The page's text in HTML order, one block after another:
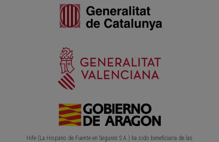
Hife (La Hispano de Fuente en Segures S.A.) ha sido beneficiaria de las